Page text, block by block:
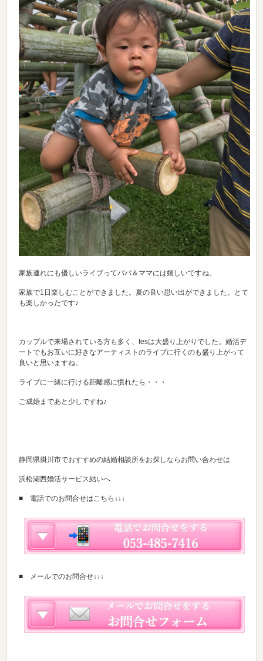
家族連れにも優しいライブってパパ＆ママには嬉しいですね。
家族で1日楽しむことができました。夏の良い思い出ができました。とて
も楽しかったです♪
カップルで来場されている方も多く、fesは大盛り上がりでした。婚活デ
ートでもお互いに好きなアーティストのライブに行くのも盛り上がって
良いと思いますね。
ライブに一緒に行ける距離感に慣れたら・・・
ご成婚まであと少しですね♪
静岡県掛川市でおすすめの結婚相談所をお探しならお問い合わせは
浜松湖西婚活サービス結いへ
■ 電話でのお問合せはこちら↓↓↓
■ メールでのお問合せ↓↓↓